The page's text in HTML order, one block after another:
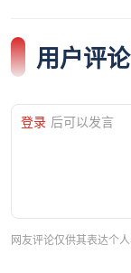
用户评论
登录 后可以发言
网友评论仅供其表达个